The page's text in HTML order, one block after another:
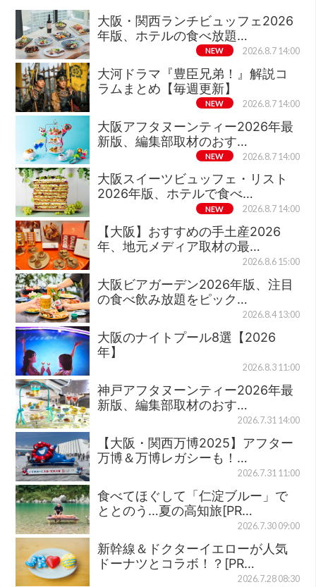
大阪・関西ランチビュッフェ2026
年版、ホテルの食べ放題…
NEW 2026.8.7 14:00
大河ドラマ『豊臣兄弟！』解説コ
ラムまとめ【毎週更新】
NEW 2026.8.7 14:00
大阪アフタヌーンティー2026年最
新版、編集部取材のおす…
NEW 2026.8.7 14:00
大阪スイーツビュッフェ・リスト
2026年版、ホテルで食べ…
NEW 2026.8.7 14:00
【大阪】おすすめの手土産2026
年、地元メディア取材の最…
2026.8.6 15:00
大阪ビアガーデン2026年版、注目
の食べ飲み放題をピック…
2026.8.4 13:00
大阪のナイトプール8選【2026
年】
2026.8.3 11:00
神戸アフタヌーンティー2026年最
新版、編集部取材のおす…
2026.7.31 14:00
【大阪・関西万博2025】アフター
万博＆万博レガシーも！…
2026.7.31 11:00
食べてほぐして「仁淀ブルー」で
ととのう…夏の高知旅[PR…
2026.7.30 09:00
新幹線＆ドクターイエローが人気
ドーナツとコラボ！？[PR…
2026.7.28 08:30